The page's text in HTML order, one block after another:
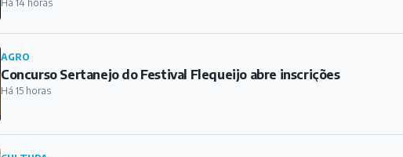
Há 14 horas
AGRO
Concurso Sertanejo do Festival Flequeijo abre inscrições
Há 15 horas